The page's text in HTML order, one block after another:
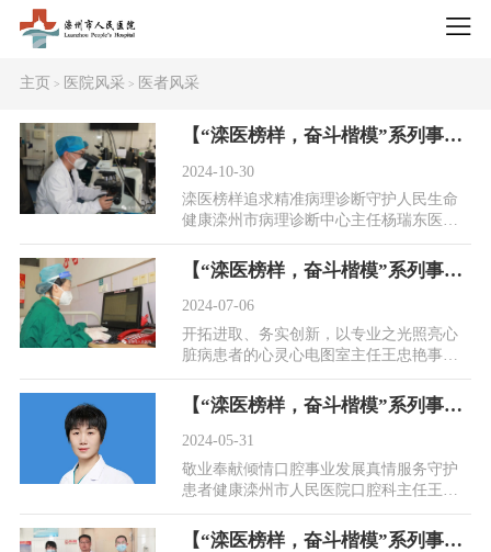
主页 > 医院风采 > 医者风采
【“滦医榜样，奋斗楷模”系列事迹展播】追求精准病理诊断，守护人民生命健康——滦州市病理诊断中心主任杨瑞东
2024-10-30
滦医榜样追求精准病理诊断守护人民生命
健康滦州市病理诊断中心主任杨瑞东医
者，是救死扶伤的战士，是拯救生命的勇
士，更是解除患...
【“滦医榜样，奋斗楷模”系列事迹展播】开拓进取、务实创新，以专业之光照亮心脏病患者的心灵——心电图室主任王忠艳
2024-07-06
开拓进取、务实创新，以专业之光照亮心
脏病患者的心灵心电图室主任王忠艳事迹
有这样一位默默奉献的医者，她以精湛的
医术和深沉的...
【“滦医榜样，奋斗楷模”系列事迹展播】敬业奉献倾情口腔事业发展、真情服务守护患者健康——口腔科主任王红梅
2024-05-31
敬业奉献倾情口腔事业发展真情服务守护
患者健康滦州市人民医院口腔科主任王红
梅事迹王红梅，滦州市人民医院口腔科主
任，工作17年...
【“滦医榜样，奋斗楷模”系列事迹展播】求真务实精医术，仁心仁术守健康——神经外科主任张启财